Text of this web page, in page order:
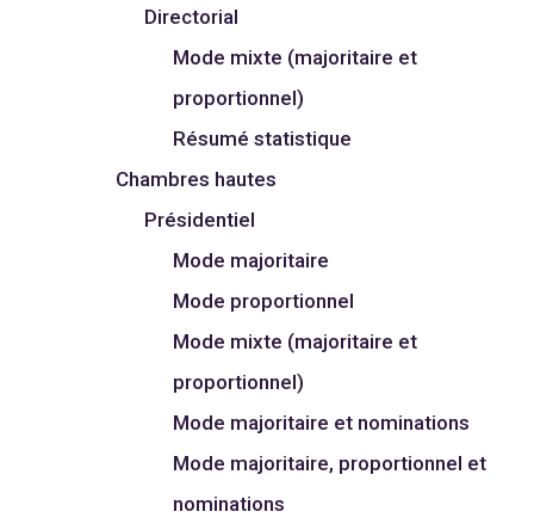
Directorial
Mode mixte (majoritaire et
proportionnel)
Résumé statistique
Chambres hautes
Présidentiel
Mode majoritaire
Mode proportionnel
Mode mixte (majoritaire et
proportionnel)
Mode majoritaire et nominations
Mode majoritaire, proportionnel et
nominations